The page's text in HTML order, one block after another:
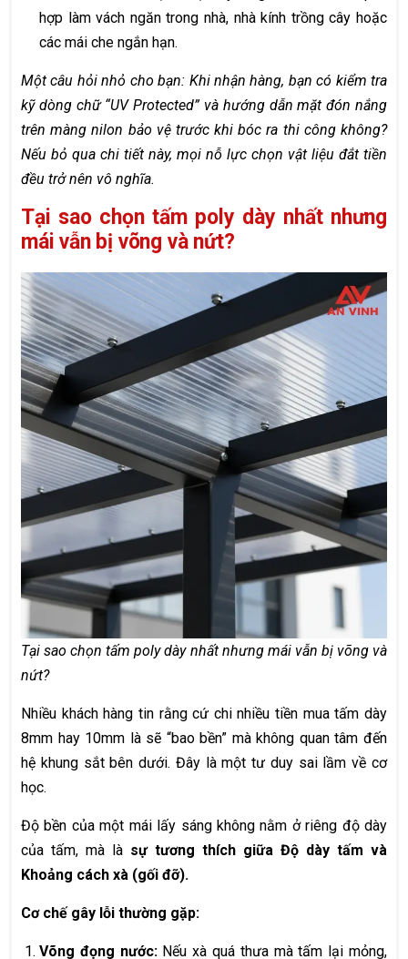
hợp làm vách ngăn trong nhà, nhà kính trồng cây hoặc
các mái che ngắn hạn.
Một câu hỏi nhỏ cho bạn: Khi nhận hàng, bạn có kiểm tra
kỹ dòng chữ “UV Protected” và hướng dẫn mặt đón nắng
trên màng nilon bảo vệ trước khi bóc ra thi công không?
Nếu bỏ qua chi tiết này, mọi nỗ lực chọn vật liệu đắt tiền
đều trở nên vô nghĩa.
Tại sao chọn tấm poly dày nhất nhưng
mái vẫn bị võng và nứt?
Tại sao chọn tấm poly dày nhất nhưng mái vẫn bị võng và
nứt?
Nhiều khách hàng tin rằng cứ chi nhiều tiền mua tấm dày
8mm hay 10mm là sẽ “bao bền” mà không quan tâm đến
hệ khung sắt bên dưới. Đây là một tư duy sai lầm về cơ
học.
Độ bền của một mái lấy sáng không nằm ở riêng độ dày
của tấm, mà là sự tương thích giữa Độ dày tấm và
Khoảng cách xà (gối đỡ).
Cơ chế gây lỗi thường gặp:
Võng đọng nước:Nếu xà quá thưa mà tấm lại mỏng,